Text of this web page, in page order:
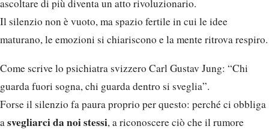
ascoltare di più diventa un atto rivoluzionario.
Il silenzio non è vuoto, ma spazio fertile in cui le idee
maturano, le emozioni si chiariscono e la mente ritrova respiro.
Come scrive lo psichiatra svizzero Carl Gustav Jung: “Chi
guarda fuori sogna, chi guarda dentro si sveglia”.
Forse il silenzio fa paura proprio per questo: perché ci obbliga
a svegliarci da noi stessi, a riconoscere ciò che il rumore